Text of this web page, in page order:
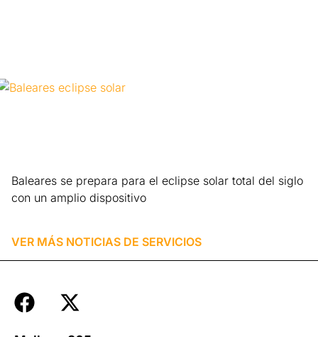
Baleares se prepara para el eclipse solar total del siglo
con un amplio dispositivo
VER MÁS NOTICIAS DE SERVICIOS